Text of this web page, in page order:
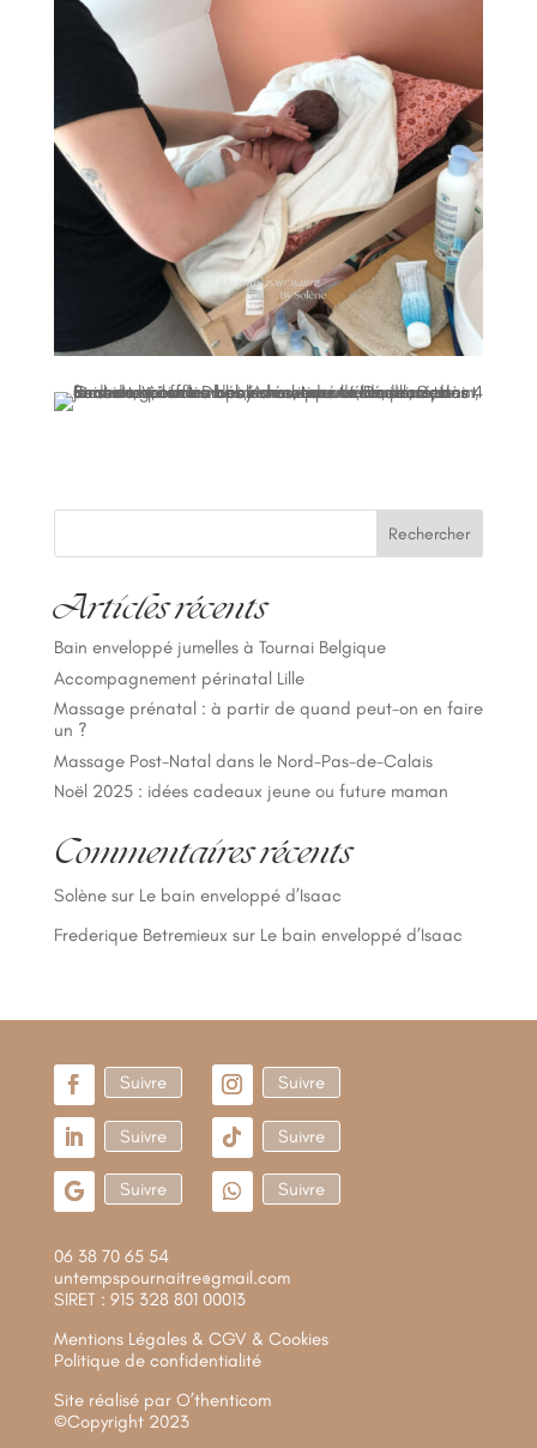
Rechercher
Articles récents
Bain enveloppé jumelles à Tournai Belgique
Accompagnement périnatal Lille
Massage prénatal : à partir de quand peut-on en faire
un ?
Massage Post-Natal dans le Nord-Pas-de-Calais
Noël 2025 : idées cadeaux jeune ou future maman
Commentaires récents
Solènesur Le bain enveloppé d’Isaac
Frederique Betremieux sur Le bain enveloppé d’Isaac
Suivre Suivre
Suivre Suivre
Suivre Suivre
06 38 70 65 54
untempspournaitre@gmail.com
SIRET : 915 328 801 00013
Mentions Légales & CGV & Cookies
Politique de confidentialité
Site réalisé par O’thenticom
©Copyright 2023